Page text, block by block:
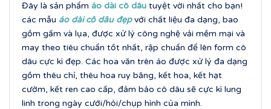
Đây là sản phẩm áo dài cô dâu tuyệt vời nhất cho bạn!
các mẫu áo dài cô dâu đẹpvới chất liệu đa dạng, bao
gồm gấm và lụa, được xử lý công nghệ vải mềm mại và
may theo tiêu chuẩn tốt nhất, rập chuẩn để lên form cô
dâu cực kì đẹp. Các hoa văn trên áo được xử lý đa dạng
gồm thêu chỉ, thêu hoa ruy băng, kết hoa, kết hạt
cườm, kết ren cao cấp, đảm bảo cô dâu sẽ cực kì lung
linh trong ngày cưới/hỏi/chụp hình của mình.